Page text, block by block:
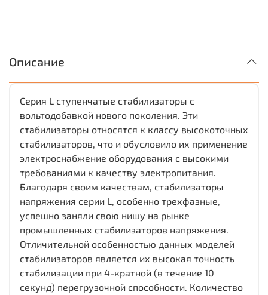
Описание
Cерия L ступенчатые стабилизаторы с
вольтодобавкой нового поколения. Эти
стабилизаторы относятся к класcу высокоточных
стабилизаторов, что и обусловило их применение
электроснабжение оборудования с высокими
требованиями к качеству электропитания.
Благодаря своим качествам, стабилизаторы
напряжения серии L, особенно трехфазные,
успешно заняли свою нишу на рынке
промышленных стабилизаторов напряжения.
Отличительной особенностью данных моделей
стабилизаторов является их высокая точность
стабилизации при 4-кратной (в течение 10
секунд) перегрузочной способности. Количество